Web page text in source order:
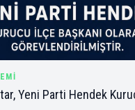
Yeni Parti Hendek